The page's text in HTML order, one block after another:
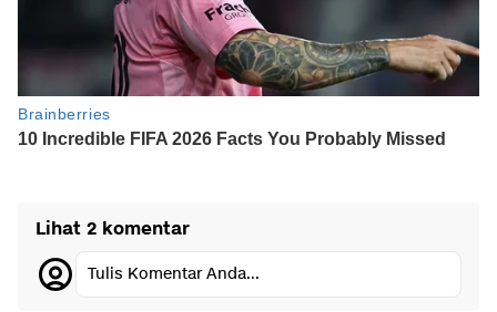
Lihat 2 komentar
Tulis Komentar Anda...